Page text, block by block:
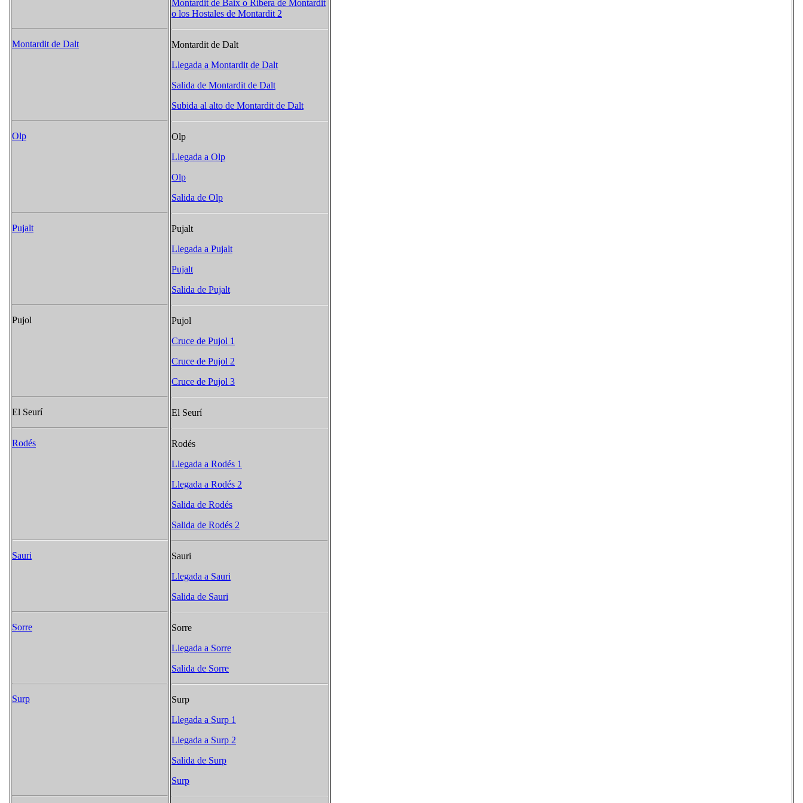
Montardit de Dalt
Olp
Pujalt
Pujol
El Seurí
Rodés
Sauri
Sorre
Surp
Montardit de Baix o Ribera de Montardit
o los Hostales de Montardit 2
Montardit de Dalt
Llegada a Montardit de Dalt
Salida de Montardit de Dalt
Subida al alto de Montardit de Dalt
Olp
Llegada a Olp
Olp
Salida de Olp
Pujalt
Llegada a Pujalt
Pujalt
Salida de Pujalt
Pujol
Cruce de Pujol 1
Cruce de Pujol 2
Cruce de Pujol 3
El Seurí
Rodés
Llegada a Rodés 1
Llegada a Rodés 2
Salida de Rodés
Salida de Rodés 2
Sauri
Llegada a Sauri
Salida de Sauri
Sorre
Llegada a Sorre
Salida de Sorre
Surp
Llegada a Surp 1
Llegada a Surp 2
Salida de Surp
Surp